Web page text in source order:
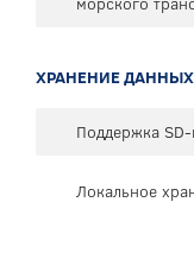
ХРАНЕНИЕ ДАННЫХ
Поддержка
Локальное